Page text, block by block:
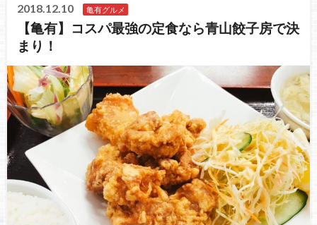
2018.12.10 亀有グルメ
【亀有】コスパ最強の定食なら青山餃子房で決
まり！